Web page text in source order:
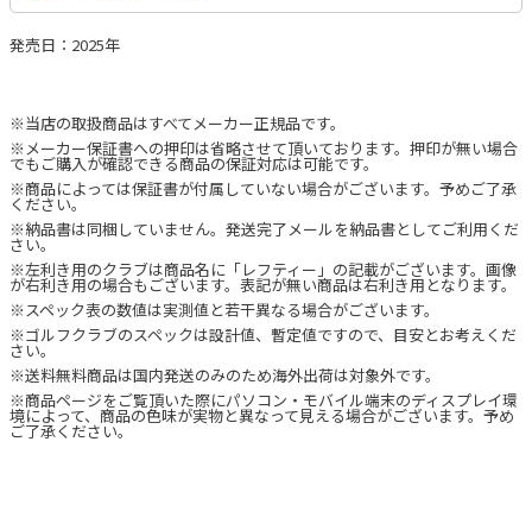
発売日：2025年
※当店の取扱商品はすべてメーカー正規品です。
※メーカー保証書への押印は省略させて頂いております。押印が無い場合
でもご購入が確認できる商品の保証対応は可能です。
※商品によっては保証書が付属していない場合がございます。予めご了承
ください。
※納品書は同梱していません。発送完了メールを納品書としてご利用くだ
さい。
※左利き用のクラブは商品名に「レフティー」の記載がございます。画像
が右利き用の場合もございます。表記が無い商品は右利き用となります。
※スペック表の数値は実測値と若干異なる場合がございます。
※ゴルフクラブのスペックは設計値、暫定値ですので、目安とお考えくだ
さい。
※送料無料商品は国内発送のみのため海外出荷は対象外です。
※商品ページをご覧頂いた際にパソコン・モバイル端末のディスプレイ環
境によって、商品の色味が実物と異なって見える場合がございます。予め
ご了承ください。